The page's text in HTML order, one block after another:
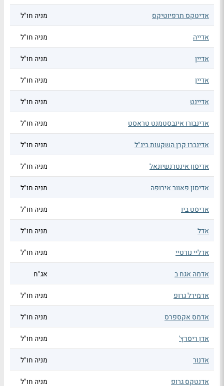
אדיטקס תרפיוטיקס מניה חו"ל
אדייה מניה חו"ל
אדיין מניה חו"ל
אדיין מניה חו"ל
אדיינט מניה חו"ל
אדינבורו אינבסטמנט טראסט מניה חו"ל
אדינברו קרן השקעות בינ"ל מניה חו"ל
אדיסון אינטרנשיונאל מניה חו"ל
אדיסון פאוור אירופה מניה חו"ל
אדיסט ביו מניה חו"ל
אדל מניה חו"ל
אדליי נורטיי מניה חו"ל
אדמה אגח ב אג"ח
אדמירל גרופ מניה חו"ל
אדמס אקספרס מניה חו"ל
אדן ריסרץ' מניה חו"ל
אדנור מניה חו"ל
אדנטקס גרופ מניה חו"ל